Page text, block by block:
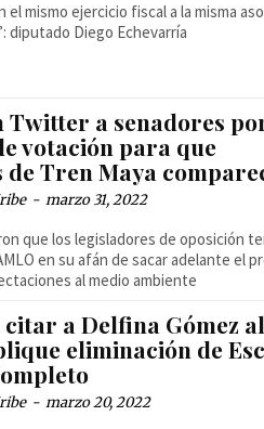
el mismo ejercicio fiscal a la misma
diputado Diego Echevarría
Twitter a senadores
votación para que
Tren Maya
- marzo 31, 2022
que los legisladores de oposición
en su afán de sacar adelante el
al medio ambiente
a Delfina Gómez
eliminación de
- marzo 20, 2022